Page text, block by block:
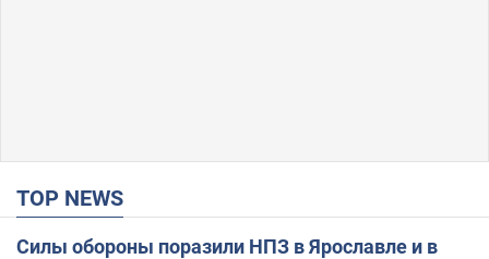
TOP NEWS
Силы обороны поразили НПЗ в Ярославле и в